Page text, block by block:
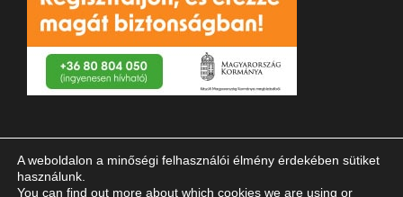
A weboldalon a minőségi felhasználói élmény érdekében sütiket
használunk.
You can find out more about which cookies we are using or